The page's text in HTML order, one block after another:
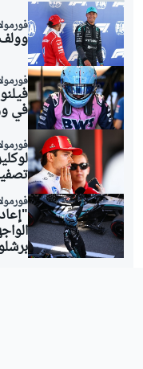
فورمولا
فورمولا
في
فورمولا
فورمولا